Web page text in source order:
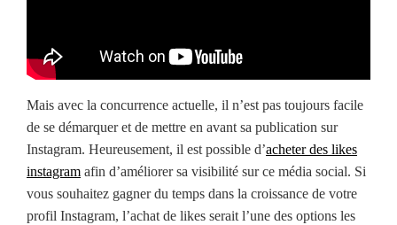
Mais avec la concurrence actuelle, il n’est pas toujours facile
de se démarquer et de mettre en avant sa publication sur
Instagram. Heureusement, il est possible d’acheter des likes
instagram afin d’améliorer sa visibilité sur ce média social. Si
vous souhaitez gagner du temps dans la croissance de votre
profil Instagram, l’achat de likes serait l’une des options les